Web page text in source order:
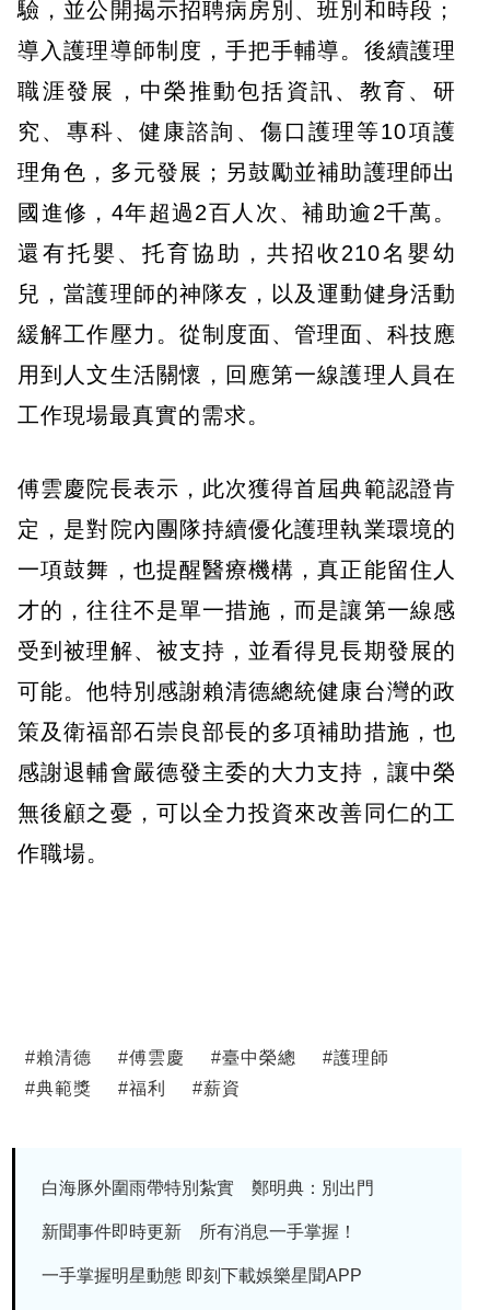
驗，並公開揭示招聘病房別、班別和時段；
導入護理導師制度，手把手輔導。後續護理
職涯發展，中榮推動包括資訊、教育、研
究、專科、健康諮詢、傷口護理等10項護
理角色，多元發展；另鼓勵並補助護理師出
國進修，4年超過2百人次、補助逾2千萬。
還有托嬰、托育協助，共招收210名嬰幼
兒，當護理師的神隊友，以及運動健身活動
緩解工作壓力。從制度面、管理面、科技應
用到人文生活關懷，回應第一線護理人員在
工作現場最真實的需求。
傅雲慶院長表示，此次獲得首屆典範認證肯
定，是對院內團隊持續優化護理執業環境的
一項鼓舞，也提醒醫療機構，真正能留住人
才的，往往不是單一措施，而是讓第一線感
受到被理解、被支持，並看得見長期發展的
可能。他特別感謝賴清德總統健康台灣的政
策及衛福部石崇良部長的多項補助措施，也
感謝退輔會嚴德發主委的大力支持，讓中榮
無後顧之憂，可以全力投資來改善同仁的工
作職場。
#賴清德 #傅雲慶 #臺中榮總 #護理師
#典範獎 #福利 #薪資
白海豚外圍雨帶特別紮實 鄭明典：別出門
新聞事件即時更新 所有消息一手掌握！
一手掌握明星動態 即刻下載娛樂星聞APP